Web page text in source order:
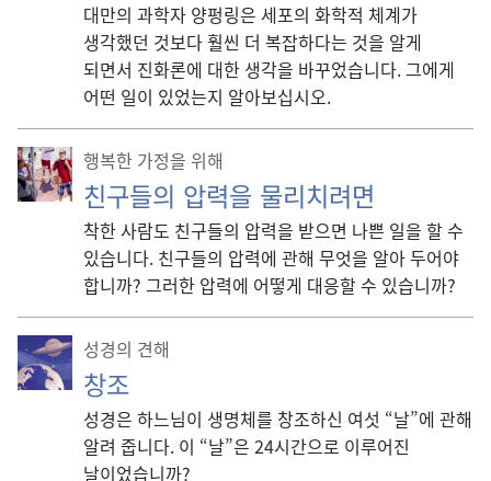
대만의 과학자 양펑링은 세포의 화학적 체계가
생각했던 것보다 훨씬 더 복잡하다는 것을 알게
되면서 진화론에 대한 생각을 바꾸었습니다. 그에게
어떤 일이 있었는지 알아보십시오.
행복한 가정을 위해
친구들의 압력을 물리치려면
착한 사람도 친구들의 압력을 받으면 나쁜 일을 할 수
있습니다. 친구들의 압력에 관해 무엇을 알아 두어야
합니까? 그러한 압력에 어떻게 대응할 수 있습니까?
성경의 견해
창조
성경은 하느님이 생명체를 창조하신 여섯 “날”에 관해
알려 줍니다. 이 “날”은 24시간으로 이루어진
날이었습니까?